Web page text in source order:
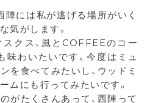
には私が逃げる場所がいく
気がします。
クス、風とCOFFEEのコー
味わいたいです。今度はミュ
を食べてみたいし、ウッドミ
ムにも行ってみたいです。
がたくさんあって、西陣って